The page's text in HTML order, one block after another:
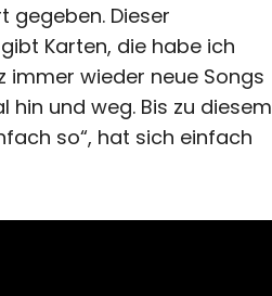
gegeben. Dieser
Karten, die habe ich
immer wieder neue Songs
und weg. Bis zu diesem
so“, hat sich einfach